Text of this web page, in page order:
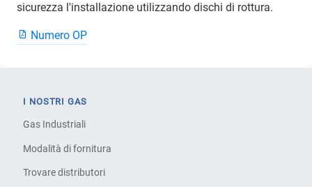
sicurezza l'installazione utilizzando dischi di rottura.
Numero OP
I NOSTRI GAS
Gas Industriali
Modalità di fornitura
Trovare distributori